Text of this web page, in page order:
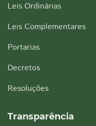
Leis Ordinárias
Leis Complementares
Portarias
Decretos
Resoluções
Transparência